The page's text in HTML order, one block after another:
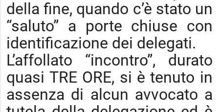
della fine, quando c’è stato un
“saluto” a porte chiuse con
identificazione dei delegati.
L’affollato “incontro”, durato
quasi TRE ORE, si è tenuto in
assenza di alcun avvocato a